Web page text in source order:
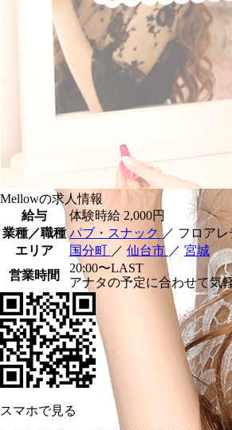
Mellowの求人情報
給与
体験時給 2,000円
業種／職種 パブ・スナック ／ フロアレ
エリア
国分町 ／ 仙台市 ／ 宮城
営業時間
20:00〜LAST
アナタの予定に合わせて気
スマホで見る